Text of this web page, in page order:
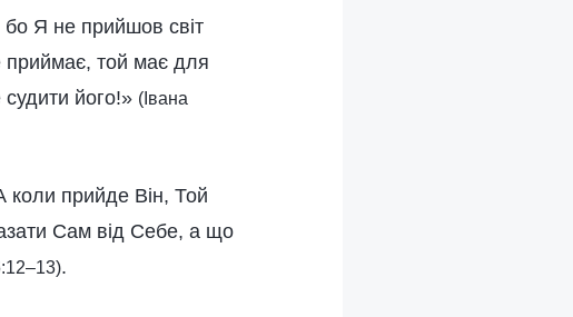
бо Я не прийшов світ
приймає, той має для
його!» (Івана
коли прийде Він, Той
Сам від Себе, а що
.